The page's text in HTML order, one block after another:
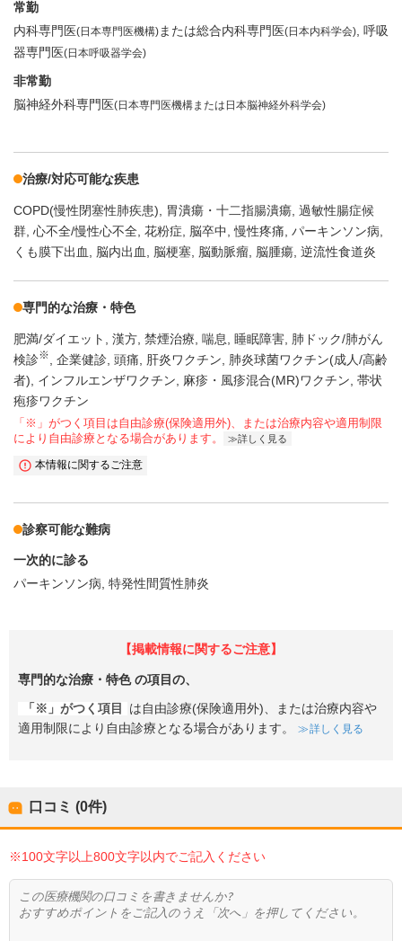
常勤
内科専門医(日本専門医機構) または総合内科専門医(日本内科学会) 呼吸
器専門医(日本呼吸器学会)
非常勤
脳神経外科専門医(日本専門医機構または日本脳神経外科学会)
治療/対応可能な疾患
COPD(慢性閉塞性肺疾患) 胃潰瘍・十二指腸潰瘍 過敏性腸症候
群 心不全/慢性心不全 花粉症 脳卒中 慢性疼痛 パーキンソン病
くも膜下出血
脳内出血 脳梗塞 脳動脈瘤 脳腫瘍 逆流性食道炎
専門的な治療・特色
肥満/ダイエット 漢方 禁煙治療 喘息 睡眠障害 肺ドック/肺がん
検診※ 企業健診 頭痛 肝炎ワクチン
肺炎球菌ワクチン(成人/高齢
者)
インフルエンザワクチン 麻疹・風疹混合(MR)ワクチン 帯状
疱疹ワクチン
「※」がつく項目は自由診療(保険適用外)、または治療内容や適用制限
により自由診療となる場合があります。
詳しく見る
本情報に関するご注意
診察可能な難病
一次的に診る
パーキンソン病 特発性間質性肺炎
【掲載情報に関するご注意】
専門的な治療・特色の項目の、
「※」がつく項目
は自由診療(保険適用外)、または治療内容や
適用制限により自由診療となる場合があります。
詳しく見る
口コミ (0件)
※100文字以上800文字以内でご記入ください